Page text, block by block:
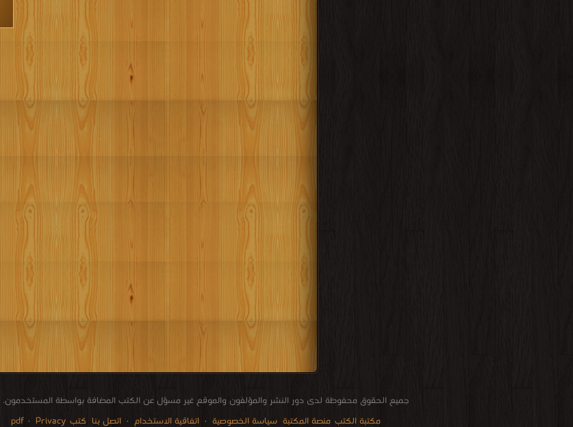
جميع الحقوق محفوظة لدى دور النشر والمؤلفون والموقع غير مسؤل عن الكتب المضافة بواسطة المستخدمون.
مكتبة الكتب منصة المكتبة سياسة الخصوصية · اتفاقية الاستخدام · اتصل بنا كتب pdf · Privacy